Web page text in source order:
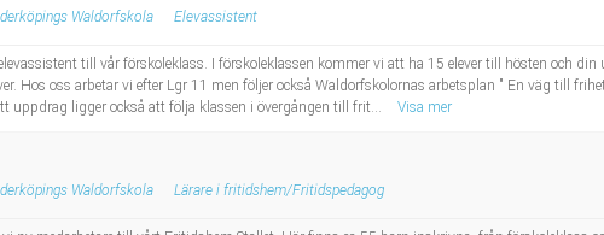
Waldorfskola Elevassistent
till vår förskoleklass. I förskoleklassen kommer vi att ha 15 elever till hösten och
Hos oss arbetar vi efter Lgr 11 men följer också Waldorfskolornas arbetsplan " En väg till
uppdrag ligger också att följa klassen i övergången till frit...
Visa mer
Waldorfskola Lärare i fritidshem/Fritidspedagog